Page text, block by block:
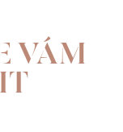
VÁM